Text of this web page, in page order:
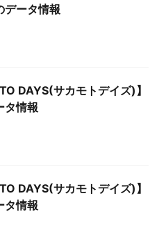
データ情報
DAYS(サカモトデイズ)】
タ情報
DAYS(サカモトデイズ)】
タ情報